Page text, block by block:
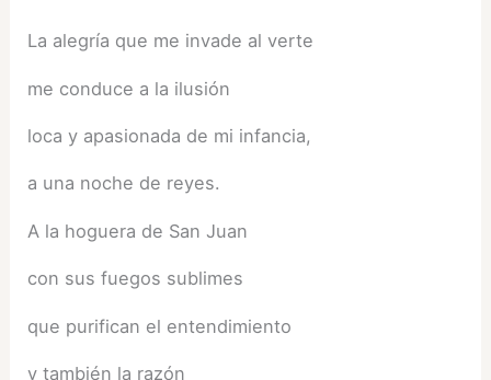
La alegría que me invade al verte
me conduce a la ilusión
loca y apasionada de mi infancia,
a una noche de reyes.
A la hoguera de San Juan
con sus fuegos sublimes
que purifican el entendimiento
y también la razón